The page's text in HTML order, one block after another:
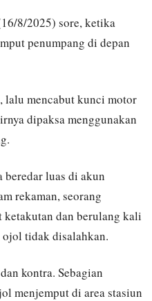
8/2025) sore, ketika
penumpang di depan
lalu mencabut kunci motor
dipaksa menggunakan
luas di akun
rekaman, seorang
ketakutan dan berulang kali
ojol tidak disalahkan.
kontra. Sebagian
menjemput di area stasiun